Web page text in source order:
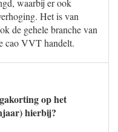
waarbij er ook
Het is van
de gehele branche van
cao VVT handelt.
op het
hierbij?